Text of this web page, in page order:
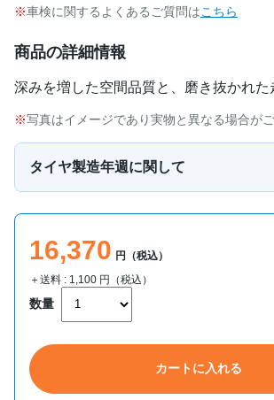
車検に関するよくあるご質問はこちら
商品の詳細情報
深みを増した空間品質と、磨き抜かれた
写真はイメージであり実物と異なる場合がご
タイヤ製造年週に関して
16,370 円（税込）
＋送料 : 1,100 円（税込）
数量
カートに入れる